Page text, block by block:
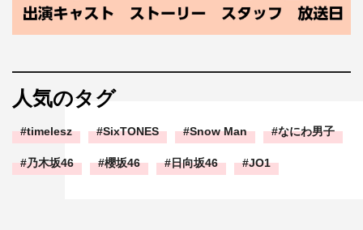
人気のタグ
timelesz SixTONES Snow Man なにわ男子
乃木坂46 櫻坂46 日向坂46 JO1